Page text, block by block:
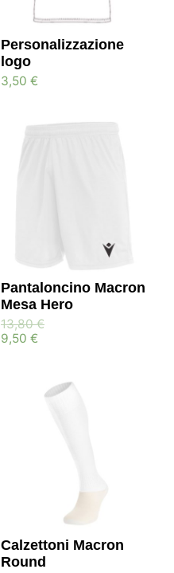
Personalizzazione
logo
3,50 €
Pantaloncino Macron
Mesa Hero
13,80€
9,50 €
Calzettoni Macron
Round